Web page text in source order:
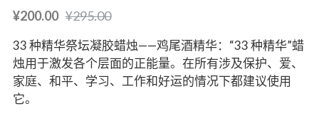
¥200.00 ¥295.00
33 种精华祭坛凝胶蜡烛——鸡尾酒精华：“33 种精华”蜡
烛用于激发各个层面的正能量。在所有涉及保护、爱、
家庭、和平、学习、工作和好运的情况下都建议使用
它。